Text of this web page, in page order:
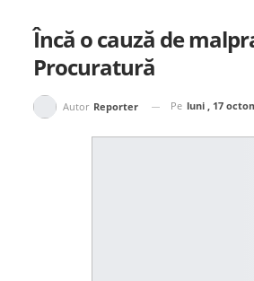
Încă o cauză de
Procuratură
Autor Reporter Pe luni , 17